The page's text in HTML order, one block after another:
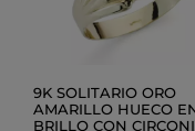
9K SOLITARIO ORO
AMARILLO HUECO
BRILLO CON